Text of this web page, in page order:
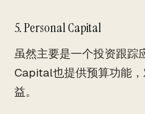
5. Personal Capital
虽然主要是一个投资跟踪
Capital也提供预算功能
益。